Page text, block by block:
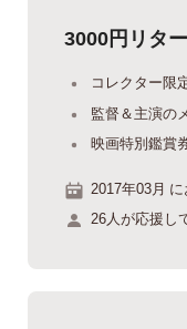
3000円リタ
コレクター限
監督＆主演の
映画特別鑑賞
2017年03月 に
26人が応援し